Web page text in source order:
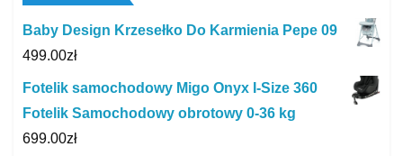
Baby Design Krzesełko Do Karmienia Pepe 09
499.00zł
Fotelik samochodowy Migo Onyx I-Size 360
Fotelik Samochodowy obrotowy 0-36 kg
699.00zł